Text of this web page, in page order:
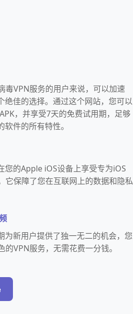
毒VPN服务的用户来说，可以加速
佳的选择。通过这个网站，您可以
，并享受7天的免费试用期，足够
件的所有特性。
的Apple iOS设备上享受专为iOS
它保障了您在互联网上的数据和隐私
新用户提供了独一无二的机会，您
VPN服务，无需花费一分钱。